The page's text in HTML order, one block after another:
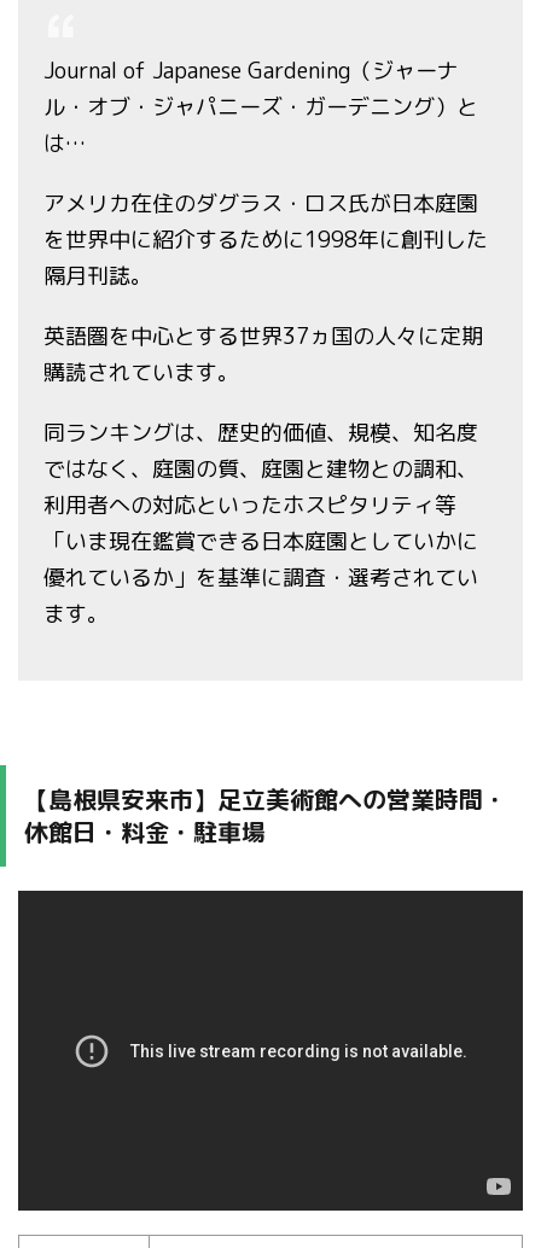
Journal of Japanese Gardening（ジャーナ
ル・オブ・ジャパニーズ・ガーデニング）と
は…
アメリカ在住のダグラス・ロス氏が日本庭園
を世界中に紹介するために1998年に創刊した
隔月刊誌。
英語圏を中心とする世界37ヵ国の人々に定期
購読されています。
同ランキングは、歴史的価値、規模、知名度
ではなく、庭園の質、庭園と建物との調和、
利用者への対応といったホスピタリティ等
「いま現在鑑賞できる日本庭園としていかに
優れているか」を基準に調査・選考されてい
ます。
【島根県安来市】足立美術館への営業時間・
休館日・料金・駐車場